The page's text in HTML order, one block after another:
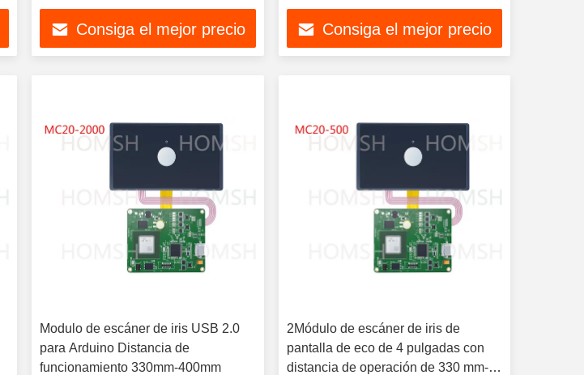
Consiga el mejor precio Consiga el mejor precio
Modulo de escáner de iris USB 2.0
para Arduino Distancia de
funcionamiento 330mm-400mm
2Módulo de escáner de iris de
pantalla de eco de 4 pulgadas con
distancia de operación de 330 mm-